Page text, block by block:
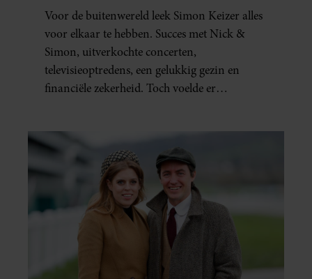
HOOFD’
Voor de buitenwereld leek Simon Keizer alles
voor elkaar te hebben. Succes met Nick &
Simon, uitverkochte concerten,
televisieoptredens, een gelukkig gezin en
financiële zekerheid. Toch voelde er
vertelt de zanger dat hij lange tijd vooral
overleefde en steeds verder van zijn gevoel
verwijderd raakte.